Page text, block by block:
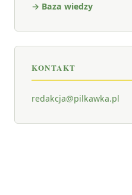
→ Baza wiedzy
KONTAKT
redakcja@pilkawka.pl